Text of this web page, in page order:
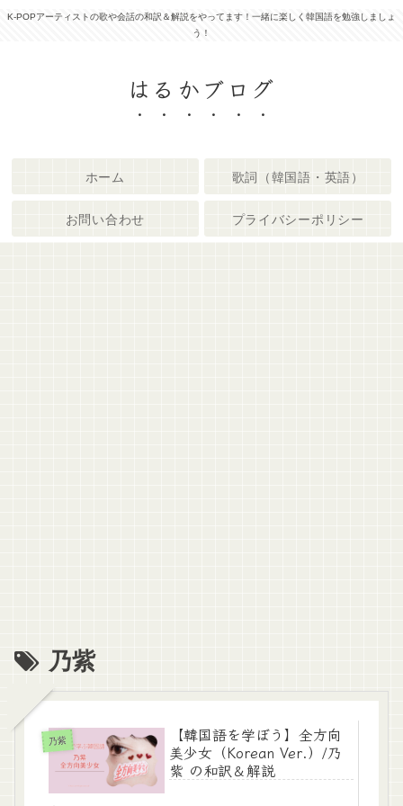
K-POPアーティストの歌や会話の和訳＆解説をやってます！一緒に楽しく韓国語を勉強しましょ
う！
はるかブログ
ホーム 歌詞（韓国語・英語）
お問い合わせ プライバシーポリシー
乃紫
乃紫
【韓国語を学ぼう】全方向
美少女（Korean Ver.）/乃
紫 の和訳＆解説